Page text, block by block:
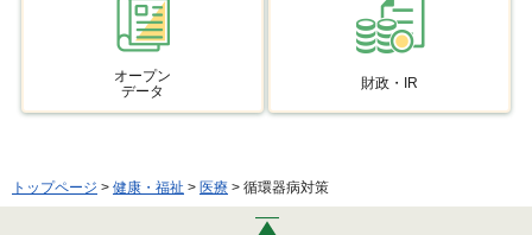
オープン
データ
財政・IR
トップページ > 健康・福祉 > 医療 > 循環器病対策